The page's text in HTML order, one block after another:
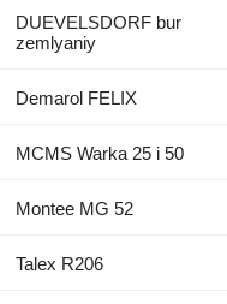
DUEVELSDORF bur
zemlyaniy
Demarol FELIX
MCMS Warka 25 i 50
Montee MG 52
Talex R206